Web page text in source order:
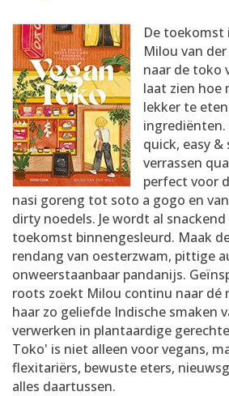
RECEPTEN
De toekomst
Milou van
naar de toko
laat zien hoe
lekker te
ingrediënten.
quick, easy
verrassen
perfect voor
nasi goreng tot soto a gogo en
dirty noedels. Je wordt al
toekomst binnengesleurd. Maak
rendang van oesterzwam, pittige
onweerstaanbaar pandanijs.
roots zoekt Milou continu naar dé
haar zo geliefde Indische smaken
verwerken in plantaardige
Toko' is niet alleen voor vegans,
flexitariërs, bewuste eters,
alles daartussen.